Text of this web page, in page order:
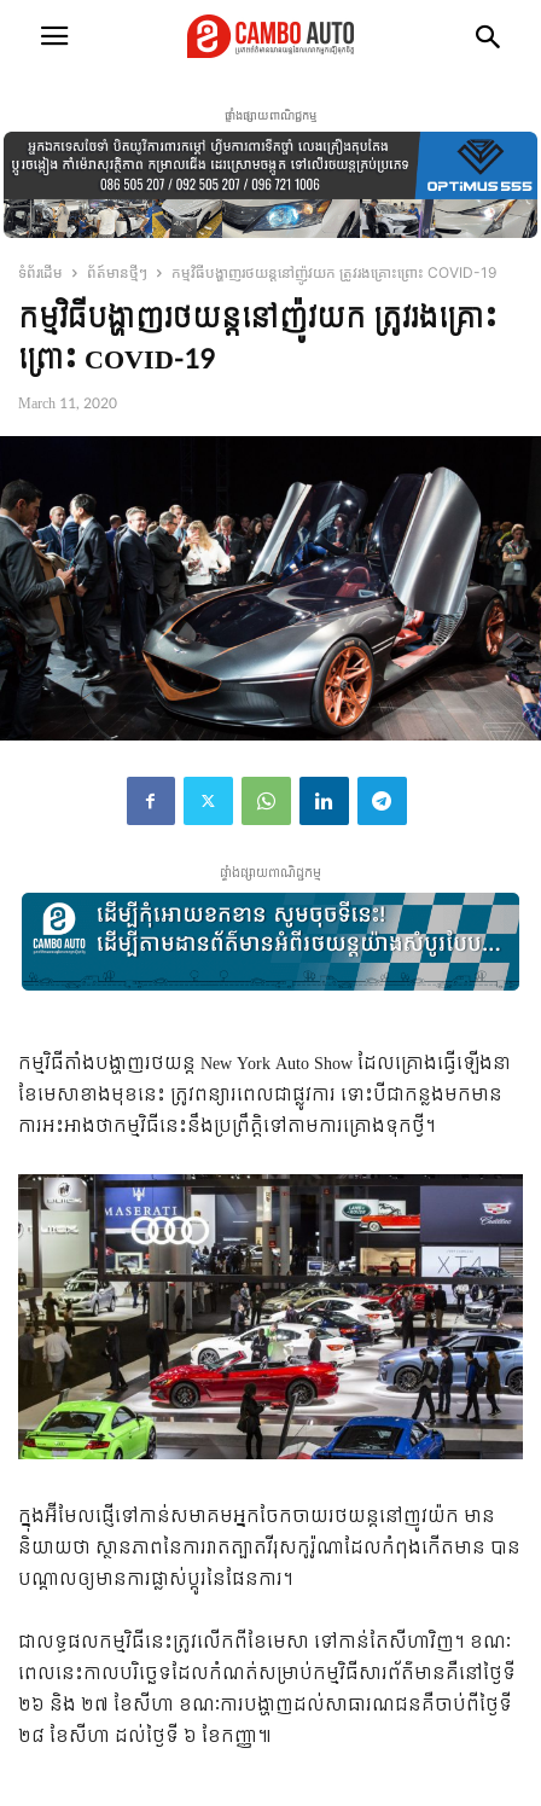
ផ្ទាំងផ្សាយពាណិជ្ជកម្ម
ទំព័រដើម ព័ត៍មានថ្មីៗ កម្មវិធីបង្ហាញរថយន្តនៅញ៉ូវយក ត្រូវរងគ្រោះព្រោះ COVID-19
កម្មវិធីបង្ហាញរថយន្តនៅញ៉ូវយក ត្រូវរងគ្រោះ
ព្រោះ COVID-19
March 11, 2020
ផ្ទាំងផ្សាយពាណិជ្ជកម្ម
កម្មវិធី​តាំង​បង្ហាញ​រថយន្ត New York Auto Show ដែល​គ្រោង​ធ្វើ​ឡើង​នា​
ខែ​​មេសា​ខាង​មុខ​នេះ ត្រូវ​ពន្យារ​ពេល​ជា​ផ្លូវ​ការ ទោះ​បី​ជា​កន្លង​មក​មាន​
ការ​អះអាង​ថា​កម្មវិធី​នេះ​នឹង​ប្រព្រឹត្តិ​ទៅ​តាម​ការ​គ្រោង​ទុក​ថ្វី។
ក្នុង​អ៊ីមែល​ផ្ញើ​ទៅ​កាន់​​សមាគម​អ្នក​ចែកចាយ​រថយន្ត​នៅ​ញូវយ៉ក មាន​
និយាយ​ថា ស្ថានភាព​នៃ​​ការ​រាតត្បាត​វីរុស​កូរ៉ូណា​ដែល​កំពុង​កើត​មាន​ បាន​
បណ្ដាល​ឲ្យ​មាន​ការ​ផ្លាស់​ប្ដូរ​នៃ​ផែនការ។
ជា​លទ្ធផល​កម្មវិធី​នេះ​ត្រូវ​លើក​ពី​ខែ​មេសា ទៅ​កាន់​តែ​សីហា​វិញ។ ខណៈ​
ពេល​នេះ​កាល​បរិច្ឆេទ​ដែល​កំណត់​​​សម្រាប់​កម្មវិធី​សារព័ត៌មាន​គឺ​នៅ​ថ្ងៃ​ទី
២៦ និង ២៧ ខែ​សីហា ខណៈ​ការ​បង្ហាញ​ដល់​សាធារណជន​គឺ​ចាប់​ពី​ថ្ងៃ​ទី
២៨ ខែ​សីហា ដល់​ថ្ងៃ​ទី ៦ ខែ​កញ្ញា៕​